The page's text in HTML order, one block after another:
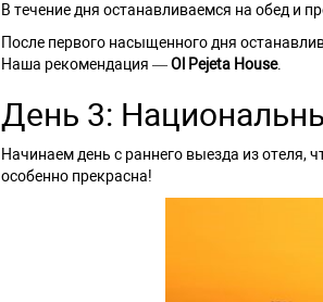
В течение дня останавливаемся на обед и
После первого насыщенного дня
Наша рекомендация —Ol Pejeta House.
День 3:
Начинаем день с раннего выезда из отеля,
особенно прекрасна!